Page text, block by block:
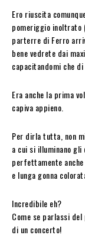
Ero riuscita
pomeriggio inoltrato
parterre di Ferro
bene vedrete dai
capacitandomi che
Era anche la prima
capiva appieno.
Per dirla tutta, non
a cui si illuminano
perfettamente anche
e lunga gonna
Incredibile eh?
Come se parlassi
di un concerto!